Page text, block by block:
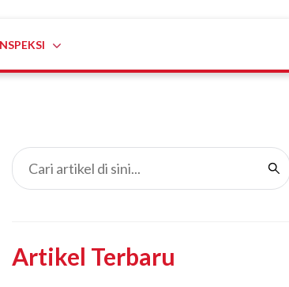
Artikel Terbaru